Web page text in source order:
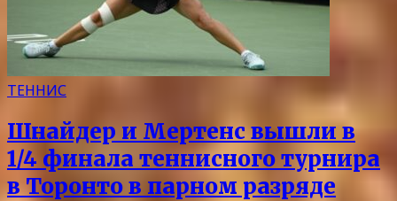
ТЕННИС
Шнайдер и Мертенс вышли в
1/4 финала теннисного турнира
в Торонто в парном разряде